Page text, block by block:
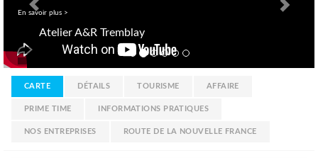
Atelier A&R Tremblay
En savoir plus >
CARTE DÉTAILS TOURISME AFFAIRE
PRIME TIME INFORMATIONS PRATIQUES
NOS ENTREPRISES ROUTE DE LA NOUVELLE FRANCE